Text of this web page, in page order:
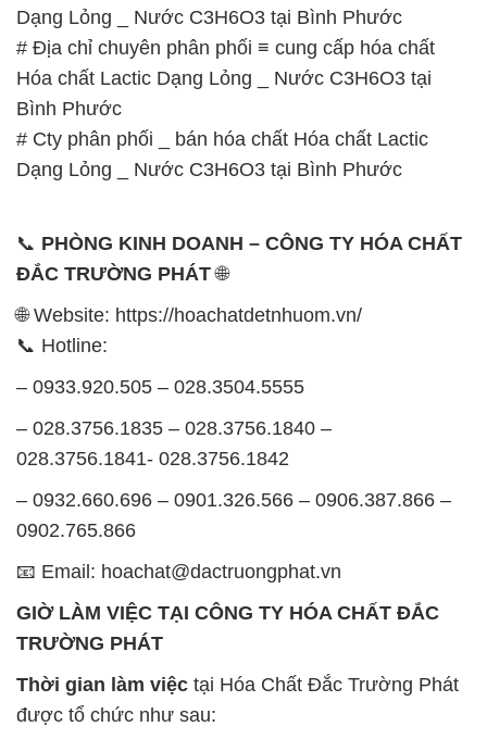
Dạng Lỏng _ Nước C3H6O3 tại Bình Phước
# Địa chỉ chuyên phân phối ≡ cung cấp hóa chất
Hóa chất Lactic Dạng Lỏng _ Nước C3H6O3 tại
Bình Phước
# Cty phân phối _ bán hóa chất Hóa chất Lactic
Dạng Lỏng _ Nước C3H6O3 tại Bình Phước
📞 PHÒNG KINH DOANH – CÔNG TY HÓA CHẤT
ĐẮC TRƯỜNG PHÁT🌐
🌐 Website: https://hoachatdetnhuom.vn/
📞 Hotline:
– 0933.920.505 – 028.3504.5555
– 028.3756.1835 – 028.3756.1840 –
028.3756.1841- 028.3756.1842
– 0932.660.696 – 0901.326.566 – 0906.387.866 –
0902.765.866
📧 Email: hoachat@dactruongphat.vn
GIỜ LÀM VIỆC TẠI CÔNG TY HÓA CHẤT ĐẮC
TRƯỜNG PHÁT
Thời gian làm việc tại Hóa Chất Đắc Trường Phát
được tổ chức như sau: